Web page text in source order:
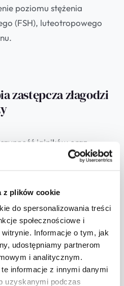
z plików cookie
do spersonalizowania treści
społecznościowe i
Informacje o tym, jak
udostępniamy partnerom
i analitycznym.
informacje z innymi danymi
uzyskanymi podczas
poziomu stężenia
(FSH), luteotropowego
zastępcza złagodzi
jajników oraz
ulegają zaburzeniom.
to nie jest konieczność.
menopauzy naprawdę
i pogarszają
o to, aby poprzez